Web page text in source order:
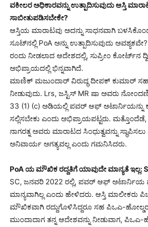
ವಕೀಲರ ಅಧಿಕಾರವನ್ನು ಉತ್ಪಾದಿಸುವುದು ಆಸ್ತಿ
ಸಾಬೀತುಪಡಿಸಬೇಕೇ?
ಆಸ್ತಿಯ ಮಾರಾಟವು ಅದನ್ನು ಸಾಧನವಾಗಿ
ಸೂಟ್‌ನಲ್ಲಿ PoA ಅನ್ನು ಉತ್ಪಾದಿಸುವುದು
ರಂದು ನೀಡಲಾದ ಆದೇಶದಲ್ಲಿ, ಸುಪ್ರೀಂ ಕೋರ್ಟ್‌ನ
ಅಭಿಪ್ರಾಯದಲ್ಲಿ ಭಿನ್ನವಾಗಿದೆ.
ಮಾಣಿಕ್ ಮಜುಂದಾರ್ ವಿರುದ್ಧ ದೀಪಕ್ ಕುಮಾರ್ ಸಹಾ
ನೀಡುವುದು. Lrs, ಜಸ್ಟಿಸ್ MR ಷಾ ಅವರು
33 (1) (c) ಅಡಿಯಲ್ಲಿ ಪವರ್ ಆಫ್ ಅಟಾರ್ನಿಯನ್ನು
ಸಲ್ಲಿಸಬೇಕು ಎಂದು ಅಭಿಪ್ರಾಯಪಟ್ಟರು.
ನಾಗರತ್ನ ಅವರು ಮಾರಾಟದ ಸಿಂಧುತ್ವವನ್ನು
ಅನಿವಾರ್ಯ ಅಗತ್ಯವಲ್ಲ ಎಂದು ಗಮನಿಸಿದರು.
PoA ಯ ಮೌಖಿಕ ರದ್ದತಿಗೆ ಯಾವುದೇ ಮಾನ್ಯತೆ ಇಲ್ಲ:
SC, ಜನವರಿ 2022 ರಲ್ಲಿ, ಪವರ್ ಆಫ್
ಮಾನ್ಯವಾಗಿಲ್ಲ ಎಂದು ಹೇಳಿದರು. ಆಸ್ತಿ ಮಾಲೀಕರು
ಮೌಖಿಕವಾಗಿ ರದ್ದುಗೊಳಿಸಿದ್ದರೂ ಸಹ ಪಿಒಎ-ಹೋಲ್ಡರ್
ಮುಂದಾದಾಗ ತನ್ನ ಆದೇಶವನ್ನು ನೀಡುವಾಗ,